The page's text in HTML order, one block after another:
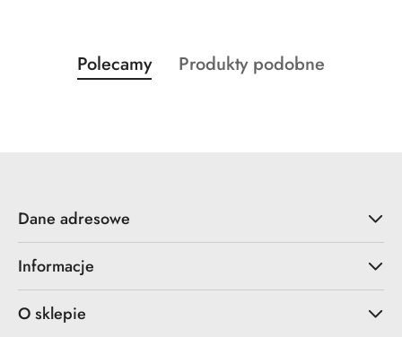
Pomiń karuzelę produktów
Produkty
o
Polecamy
Produkty
Produkty podobne
Dane adresowe
Informacje
O sklepie